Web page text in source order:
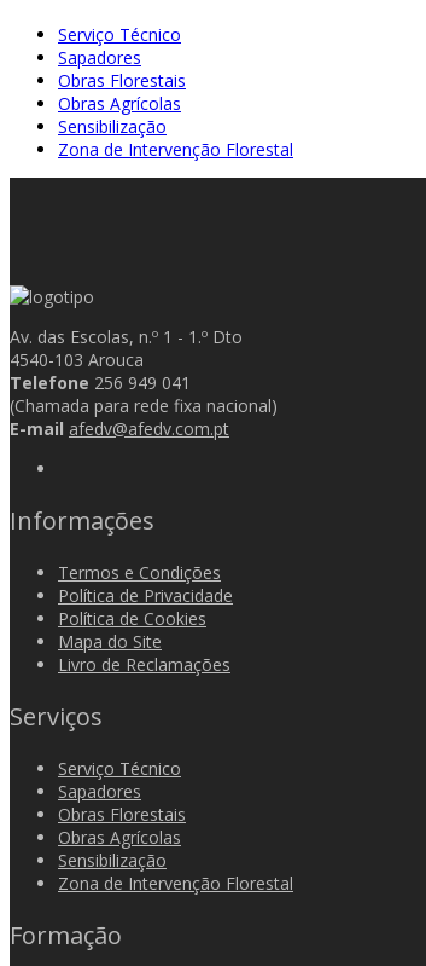
Serviço Técnico
Sapadores
Obras Florestais
Obras Agrícolas
Sensibilização
Zona de Intervenção Florestal
Av. das Escolas, n.º 1 - 1.º Dto
4540-103 Arouca
Telefone 256 949 041
(Chamada para rede fixa nacional)
E-mail afedv@afedv.com.pt
Informações
Termos e Condições
Política de Privacidade
Política de Cookies
Mapa do Site
Livro de Reclamações
Serviços
Serviço Técnico
Sapadores
Obras Florestais
Obras Agrícolas
Sensibilização
Zona de Intervenção Florestal
Formação